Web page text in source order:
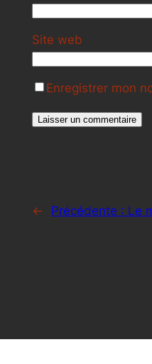
Site web
Enregistrer mon
← Précédente : Le